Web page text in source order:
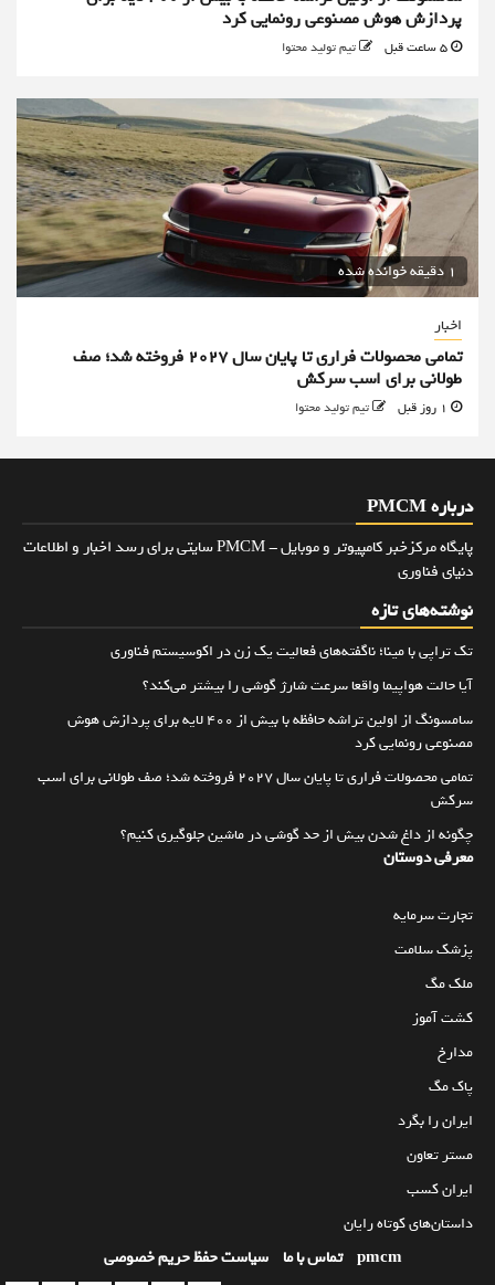
پردازش هوش مصنوعی رونمایی کرد
تیم تولید محتوا
1 دقیقه خوانده شده
اخبار
تمامی محصولات فراری تا پایان سال ۲۰۲۷ فروخته شد؛ صف
طولانی برای اسب سرکش
تیم تولید محتوا
درباره PMCM
پایگاه مرکزخبر کامپیوتر و موبایل - PMCM سایتی برای رسد اخبار و اطلاعات
دنیای فناوری
نوشته‌های تازه
تک تراپی با مینا؛ ناگفته‌های فعالیت یک زن در اکوسیستم فناوری
آیا حالت هواپیما واقعا سرعت شارژ گوشی را بیشتر می‌کند؟
سامسونگ از اولین تراشه حافظه با بیش از ۴۰۰ لایه برای پردازش هوش
مصنوعی رونمایی کرد
تمامی محصولات فراری تا پایان سال ۲۰۲۷ فروخته شد؛ صف طولانی برای اسب
سرکش
چگونه از داغ شدن بیش از حد گوشی در ماشین جلوگیری کنیم؟
معرفی دوستان
تجارت سرمایه
پزشک سلامت
ملک مگ
کشت آموز
مدارخ
پاک مگ
ایران را بگرد
مستر تعاون
ایران کسب
داستان‌های کوتاه رایان
pmcm تماس با ما سیاست حفظ حریم خصوصی